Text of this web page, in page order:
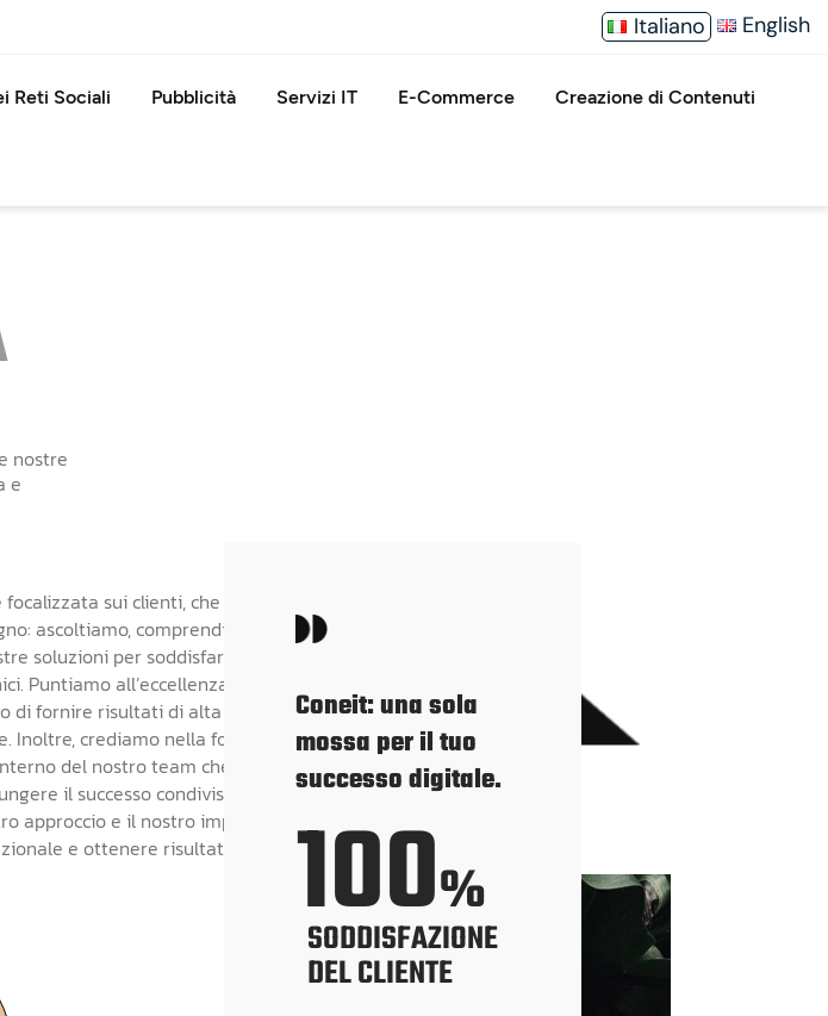
Italiano English
Reti Sociali Pubblicità Servizi IT E-Commerce Creazione di Contenuti
nostre
e
sui clienti, che sono al
ascoltiamo, comprendiamo e
soluzioni per soddisfare le loro
Puntiamo all’eccellenza in ogni
di fornire risultati di alta qualità e
Inoltre, crediamo nella forza della
del nostro team che con i
il successo condiviso. Questi
approccio e il nostro impegno a
e ottenere risultati significativi
Coneit: una sola
mossa per il tuo
successo digitale.
100%
SODDISFAZIONE
DEL CLIENTE